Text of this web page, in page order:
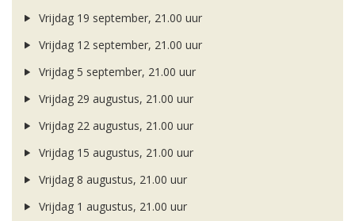
Vrijdag 19 september, 21.00 uur
Vrijdag 12 september, 21.00 uur
Vrijdag 5 september, 21.00 uur
Vrijdag 29 augustus, 21.00 uur
Vrijdag 22 augustus, 21.00 uur
Vrijdag 15 augustus, 21.00 uur
Vrijdag 8 augustus, 21.00 uur
Vrijdag 1 augustus, 21.00 uur